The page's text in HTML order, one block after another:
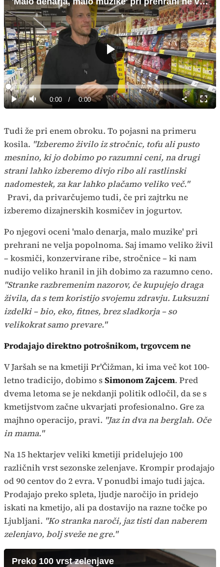
Predvajaj
Predvajaj
Tiho Current
0:00 / Duration
0:00
Loaded:
0%
način
Tudi že pri enem obroku. To pojasni na primeru
kosila. "Izberemo živilo iz stročnic, tofu ali pusto
mesnino, ki jo dobimo po razumni ceni, na drugi
strani lahko izberemo divjo ribo ali rastlinski
nadomestek, za kar lahko plačamo veliko več."
Pravi, da privarčujemo tudi, če pri zajtrku ne
izberemo dizajnerskih kosmičev in jogurtov.
Po njegovi oceni 'malo denarja, malo muzike' pri
prehrani ne velja popolnoma. Saj imamo veliko živil
– kosmiči, konzervirane ribe, stročnice – ki nam
nudijo veliko hranil in jih dobimo za razumno ceno.
"Stranke razbremenim nazorov, če kupujejo draga
živila, da s tem koristijo svojemu zdravju. Luksuzni
izdelki – bio, eko, fitnes, brez sladkorja – so
velikokrat samo prevare."
Prodajajo direktno potrošnikom, trgovcem ne
V Jaršah se na kmetiji Pr'Čižman, ki ima več kot 100-
letno tradicijo, dobimo sSimonom Zajcem. Pred
dvema letoma se je nekdanji politik odločil, da se s
kmetijstvom začne ukvarjati profesionalno. Gre za
majhno operacijo, pravi. "Jaz in dva na berglah. Oče
in mama."
Na 15 hektarjev veliki kmetiji pridelujejo 100
različnih vrst sezonske zelenjave. Krompir prodajajo
od 90 centov do 2 evra. V ponudbi imajo tudi jajca.
Prodajajo preko spleta, ljudje naročijo in pridejo
iskati na kmetijo, ali pa dostavijo na razne točke po
Ljubljani. "Ko stranka naroči, jaz tisti dan naberem
zelenjavo, bolj sveže ne gre."
Preko 100 vrst zelenjave